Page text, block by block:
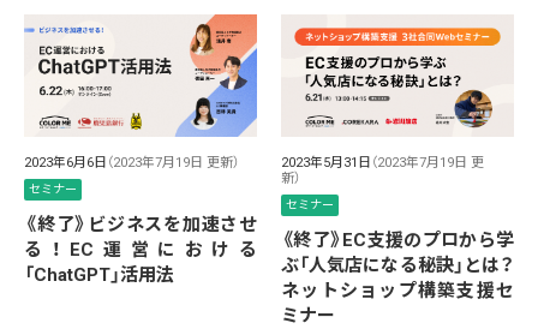
2023年6月6日 （2023年7月19日 更新）
セミナー
《終了》ビジネスを加速させ
る！EC運営における
「ChatGPT」活用法
2023年5月31日 （2023年7月19日 更
新）
セミナー
《終了》EC支援のプロから学
ぶ「人気店になる秘訣」とは？
ネットショップ構築支援セ
ミナー